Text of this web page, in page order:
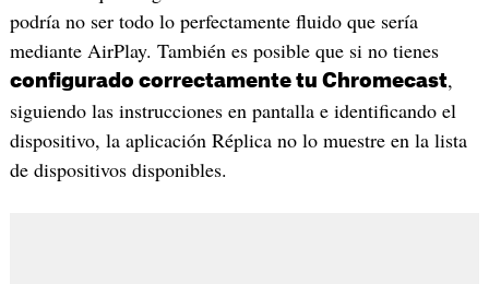
podría no ser todo lo perfectamente fluido que sería
mediante AirPlay. También es posible que si no tienes
configurado correctamente tu Chromecast,
siguiendo las instrucciones en pantalla e identificando el
dispositivo, la aplicación Réplica no lo muestre en la lista
de dispositivos disponibles.